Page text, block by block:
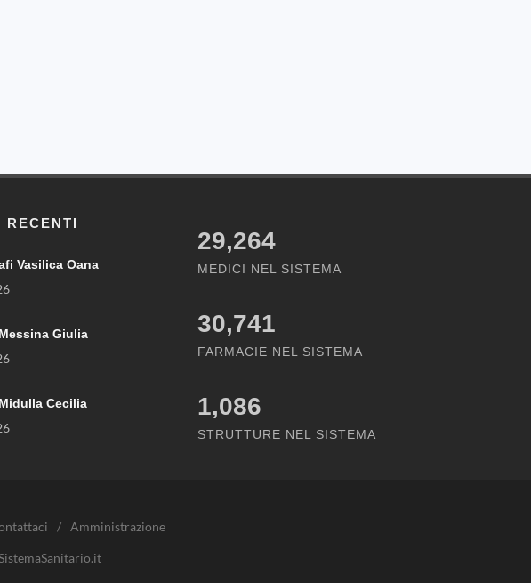
RECENTI
Vasilica Oana
Giulia
Cecilia
29,264
MEDICI NEL SISTEMA
30,741
FARMACIE NEL SISTEMA
1,086
STRUTTURE NEL SISTEMA
/ Amministrazione